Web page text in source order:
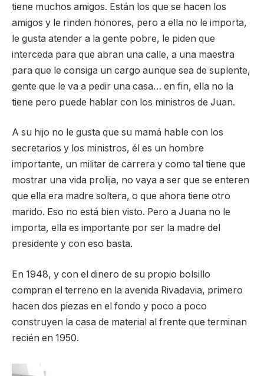
tiene muchos amigos. Están los que se hacen los
amigos y le rinden honores, pero a ella no le importa,
le gusta atender a la gente pobre, le piden que
interceda para que abran una calle, a una maestra
para que le consiga un cargo aunque sea de suplente,
gente que le va a pedir una casa… en fin, ella no la
tiene pero puede hablar con los ministros de Juan.
A su hijo no le gusta que su mamá hable con los
secretarios y los ministros, él es un hombre
importante, un militar de carrera y como tal tiene que
mostrar una vida prolija, no vaya a ser que se enteren
que ella era madre soltera, o que ahora tiene otro
marido. Eso no está bien visto. Pero a Juana no le
importa, ella es importante por ser la madre del
presidente y con eso basta.
En 1948, y con el dinero de su propio bolsillo
compran el terreno en la avenida Rivadavia, primero
hacen dos piezas en el fondo y poco a poco
construyen la casa de material al frente que terminan
recién en 1950.